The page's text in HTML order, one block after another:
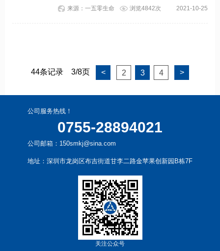
来源：一五零生命 浏览4842次 2021-10-25
44条记录 3/8页 < 2 3 4 >
公司服务热线！
0755-28894021
公司邮箱：150smkj@sina.com
地址：深圳市龙岗区布吉街道甘李二路金苹果创新园B栋7F
关注公众号